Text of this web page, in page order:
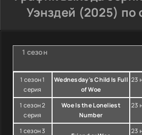
Уэнздей (2025) по
1 сезон
1 сезон 1
серия
Wednesday's Child Is Full
of Woe
23
1 сезон 2
серия
Woe Is the Loneliest
Number
23
1 сезон 3 23